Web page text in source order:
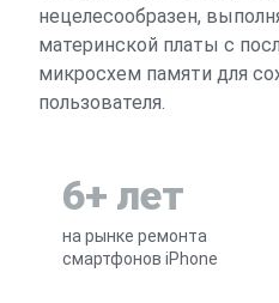
нецелесообразен,
материнской платы с
микросхем памяти для
пользователя.
6+ лет
на рынке ремонта
смартфонов iPhone